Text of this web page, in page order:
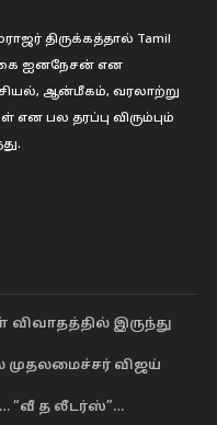
திருக்கத்தால் Tamil
ஐனநேசன் என
ஆன்மீகம், வரலாற்று
பல தரப்பு விரும்பும்
விவாதத்தில் இருந்து
விஜய்
“வீ த லீடர்ஸ்”…